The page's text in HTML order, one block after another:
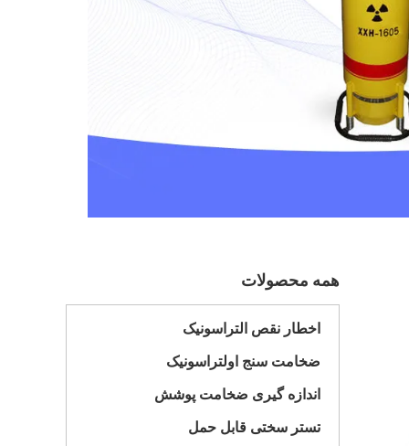
همه محصولات
اخطار نقص التراسونیک
ضخامت سنج اولتراسونیک
اندازه گیری ضخامت پوشش
تستر سختی قابل حمل